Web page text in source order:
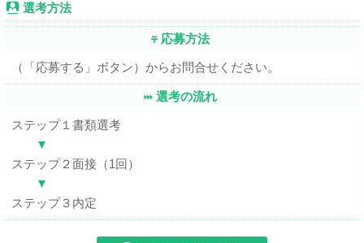
選考方法
応募方法
（「応募する」ボタン）からお問合せください。
選考の流れ
ステップ１書類選考
▼
ステップ２面接（1回）
▼
ステップ３内定